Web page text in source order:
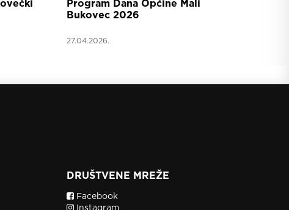
Program Dana Općine Mali
Bukovec 2026
27.04.2026.
DRUŠTVENE MREŽE
Facebook
Instagram